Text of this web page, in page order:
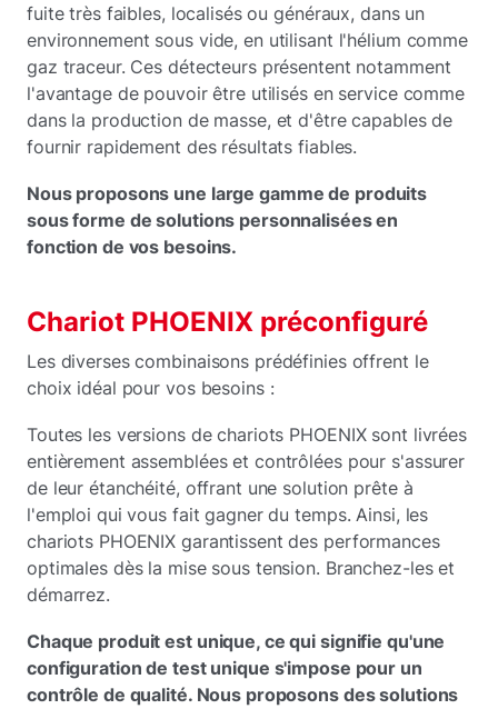
fuite très faibles, localisés ou généraux, dans un
environnement sous vide, en utilisant l'hélium comme
gaz traceur. Ces détecteurs présentent notamment
l'avantage de pouvoir être utilisés en service comme
dans la production de masse, et d'être capables de
fournir rapidement des résultats fiables.
Nous proposons une large gamme de produits
sous forme de solutions personnalisées en
fonction de vos besoins.
Chariot PHOENIX préconfiguré
Les diverses combinaisons prédéfinies offrent le
choix idéal pour vos besoins :
Toutes les versions de chariots PHOENIX sont livrées
entièrement assemblées et contrôlées pour s'assurer
de leur étanchéité, offrant une solution prête à
l'emploi qui vous fait gagner du temps. Ainsi, les
chariots PHOENIX garantissent des performances
optimales dès la mise sous tension. Branchez-les et
démarrez.
Chaque produit est unique, ce qui signifie qu'une
configuration de test unique s'impose pour un
contrôle de qualité. Nous proposons des solutions